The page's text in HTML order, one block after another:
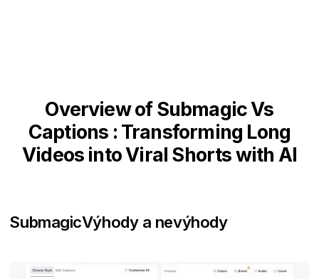
Overview of Submagic Vs
Captions : Transforming Long
Videos into Viral Shorts with AI
SubmagicVýhody a nevýhody